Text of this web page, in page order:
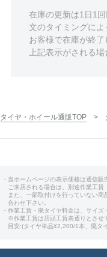
在庫の更新は1日1
文のタイミングに
お客様で在庫が終
上記表示がされる
タイヤ・ホイール通販TOP
・当ホームページの表示価格は通信販
ご来店される場合は、別途作業工賃
また、一部取付けを行っていない
合わせ下さい。
・作業工賃・廃タイヤ料金は、サイズ
※作業工賃は店頭工賃表通りとさせ
目安:(タイヤ単品¥2,200/1本、廃タ